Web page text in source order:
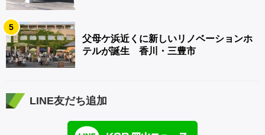
5
父母ケ浜近くに新しいリノベーションホ
テルが誕生 香川・三豊市
LINE友だち追加